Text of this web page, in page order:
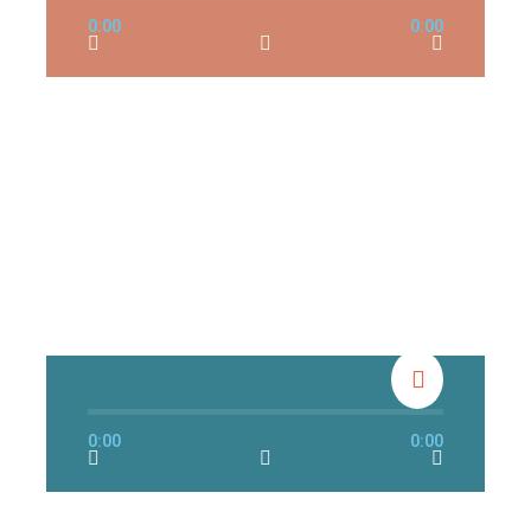
0:00 0:00
0:00 0:00